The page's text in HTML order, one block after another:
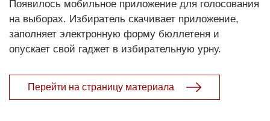
Появилось мобильное приложение для голосования
на выборах. Избиратель скачивает приложение,
заполняет электронную форму бюллетеня и
опускает свой гаджет в избирательную урну.
Перейти на страницу материала